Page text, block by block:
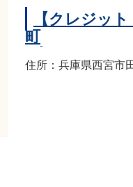
【クレジッ
町
住所：兵庫県西宮市